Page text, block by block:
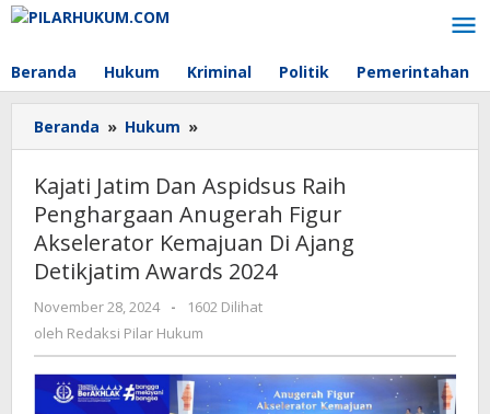
Lewati
Beranda Hukum Kriminal Politik Pemerintahan
Beranda » Hukum »
Jatim
Aspidsus
Raih
Penghargaan
Anugerah
Akselerator
Kemajuan
Di
Ajang
Detikjatim
Kajati Jatim Dan Aspidsus Raih
Penghargaan Anugerah Figur
Akselerator Kemajuan Di Ajang
Detikjatim Awards 2024
November 28, 2024
oleh
Redaksi
Hukum
-
1602 Dilihat
oleh Redaksi Pilar Hukum